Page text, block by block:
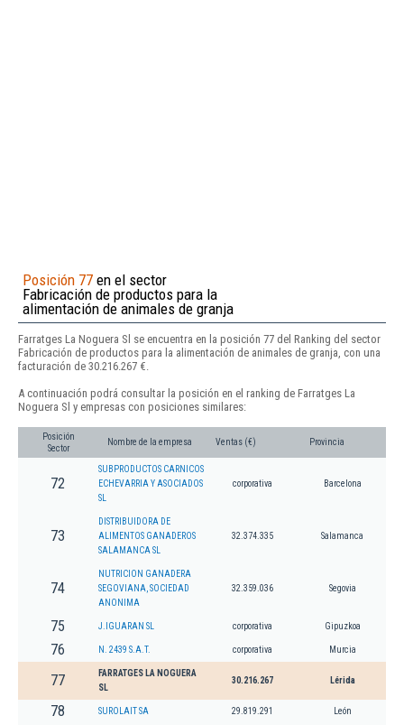
Posición 77 en el sector
Fabricación de productos para la
alimentación de animales de granja
Farratges La Noguera Sl se encuentra en la posición 77 del Ranking del sector
Fabricación de productos para la alimentación de animales de granja, con una
facturación de 30.216.267 €.
A continuación podrá consultar la posición en el ranking de Farratges La
Noguera Sl y empresas con posiciones similares:
Posición
Sector
Nombre de la empresa Ventas (€) Provincia
72
SUBPRODUCTOS CARNICOS
ECHEVARRIA Y ASOCIADOS
SL
corporativa Barcelona
73
DISTRIBUIDORA DE
ALIMENTOS GANADEROS
SALAMANCA SL
32.374.335 Salamanca
74
NUTRICION GANADERA
SEGOVIANA, SOCIEDAD
ANONIMA
32.359.036 Segovia
75 J.IGUARAN SL corporativa Gipuzkoa
76 N. 2439 S.A.T. corporativa Murcia
77
FARRATGES LA NOGUERA
SL
30.216.267 Lérida
78 SUROLAIT SA 29.819.291 León